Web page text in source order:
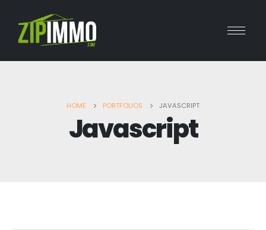
HOME PORTFOLIOS JAVASCRIPT
Javascript